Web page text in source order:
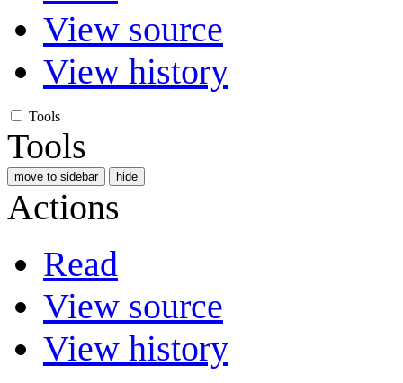
View source
View history
Tools
Tools
move to sidebar hide
Actions
Read
View source
View history